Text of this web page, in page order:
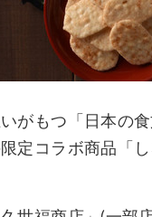
がもつ「日本の
定コラボ商品「